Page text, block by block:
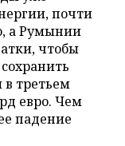
почти
а Румынии
чтобы
третьем
евро. Чем
падение